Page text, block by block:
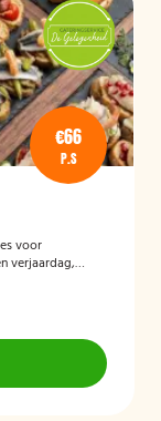
€66
P.S
voor
verjaardag,